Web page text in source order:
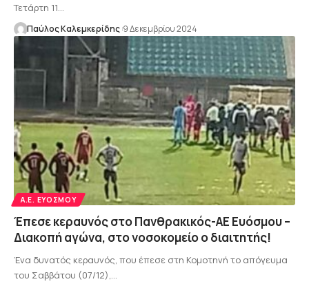
Τετάρτη 11…
Παύλος Καλεμκερίδης 9 Δεκεμβρίου 2024
Α.Ε. ΕΥΌΣΜΟΥ
Έπεσε κεραυνός στο Πανθρακικός-ΑΕ Ευόσμου –
Διακοπή αγώνα, στο νοσοκομείο ο διαιτητής!
Ένα δυνατός κεραυνός, που έπεσε στη Κομοτηνή το απόγευμα
του Σαββάτου (07/12),…